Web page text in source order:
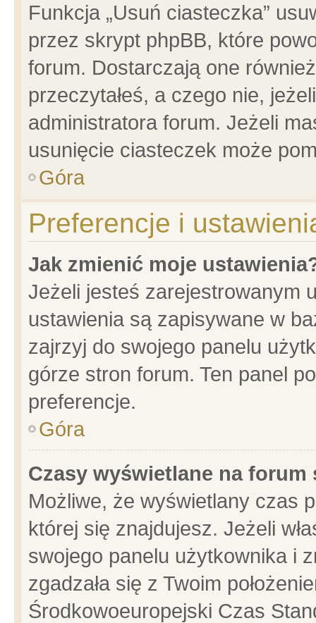
Funkcja „Usuń ciasteczka”
przez skrypt phpBB, które
forum. Dostarczają one
przeczytałeś, a czego nie,
administratora forum. Jeżeli
usunięcie ciasteczek może
Góra
Preferencje i
Jak zmienić moje
Jeżeli jesteś zarejestrowanym
ustawienia są zapisywane w
zajrzyj do swojego panelu
górze stron forum. Ten panel
preferencje.
Góra
Czasy wyświetlane na forum
Możliwe, że wyświetlany czas
której się znajdujesz. Jeżeli
swojego panelu użytkownika i
zgadzała się z Twoim
Środkowoeuropejski Czas